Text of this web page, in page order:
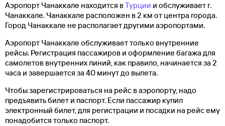
Аэропорт Чанаккале находится вТурции и обслуживает г.
Чанаккале. Чанаккале расположен в 2 км от центра города.
Город Чанаккале не располагает другими аэропортами.
Аэропорт Чанаккале обслуживает только внутренние
рейсы. Регистрация пассажиров и оформление багажа для
самолетов внутренних линий, как правило, начинается за 2
часа и завершается за 40 минут до вылета.
Чтобы зарегистрироваться на рейс в аэропорту, надо
предъявить билет и паспорт. Если пассажир купил
электронный билет, для регистрации и посадки на рейс ему
понадобится только паспорт.